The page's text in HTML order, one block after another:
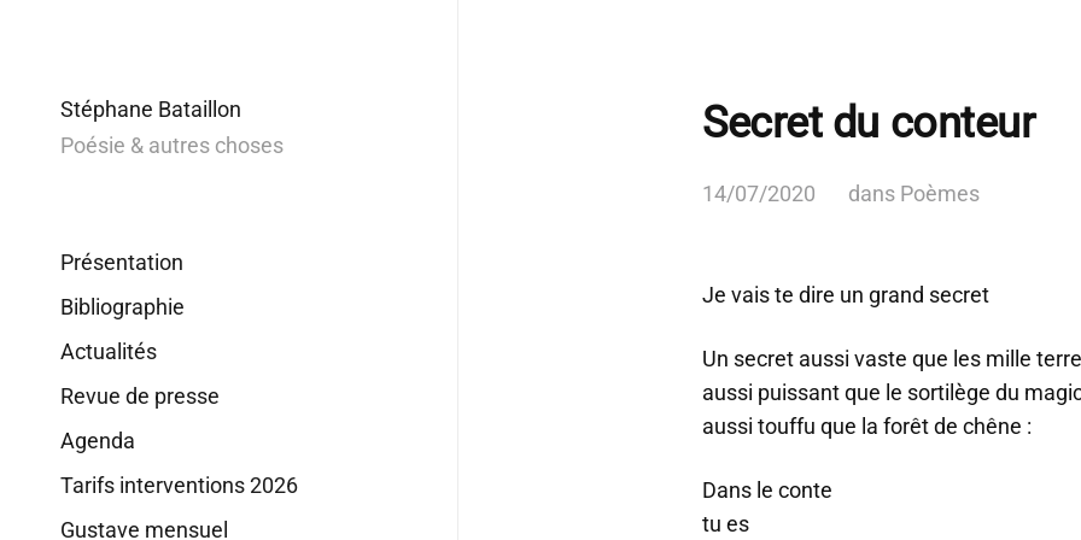
Stéphane Bataillon
Poésie & autres choses
Présentation
Bibliographie
Actualités
Revue de presse
Agenda
Tarifs interventions 2026
Gustave mensuel
Secret du conteur
14/07/2020 dans Poèmes
Je vais te dire un grand secret
Un secret aussi vaste que les mille
aussi puissant que le sortilège du
aussi touffu que la forêt de chêne :
Dans le conte
tu es